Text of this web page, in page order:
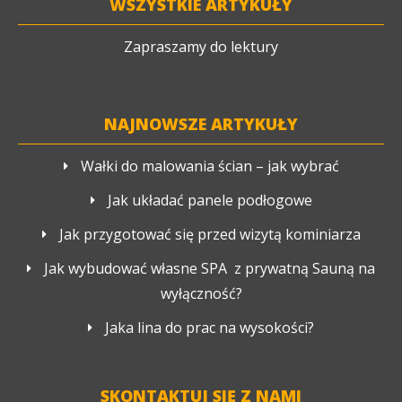
WSZYSTKIE ARTYKUŁY
Zapraszamy do lektury
NAJNOWSZE ARTYKUŁY
Wałki do malowania ścian – jak wybrać
Jak układać panele podłogowe
Jak przygotować się przed wizytą kominiarza
Jak wybudować własne SPA z prywatną Sauną na
wyłączność?
Jaka lina do prac na wysokości?
SKONTAKTUJ SIĘ Z NAMI